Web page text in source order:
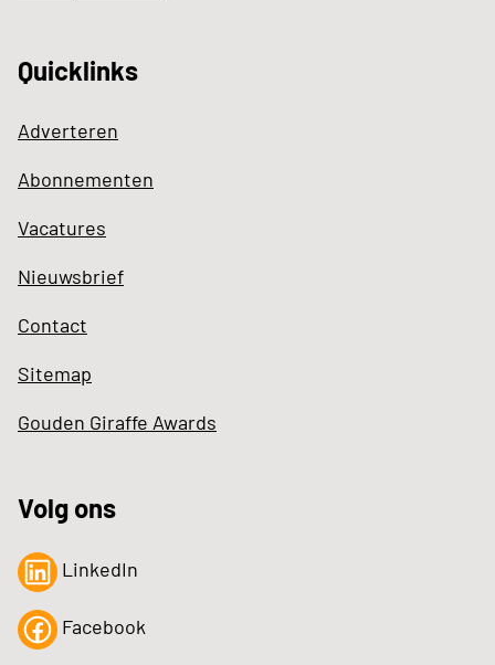
Quicklinks
Adverteren
Abonnementen
Vacatures
Nieuwsbrief
Contact
Sitemap
Gouden Giraffe Awards
Volg ons
LinkedIn
Facebook